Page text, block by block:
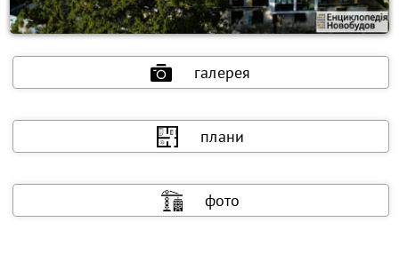
галерея
плани
фото